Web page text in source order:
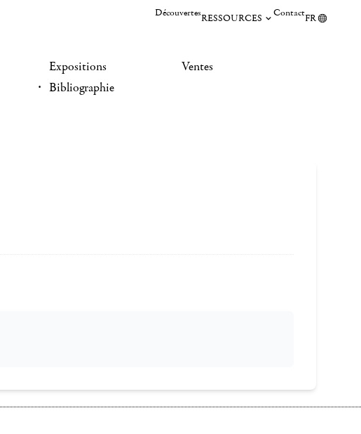
DécouvertesRESSOURCES ContactFR
Expositions
Bibliographie
Ventes